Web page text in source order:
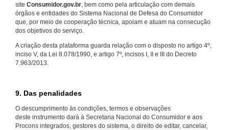
site Consumidor.gov.br, bem como pela articulação com demais
órgãos e entidades do Sistema Nacional de Defesa do Consumidor
que, por meio de cooperação técnica, apoiam e atuam na consecução
dos objetivos do serviço.
A criação desta plataforma guarda relação com o disposto no artigo 4º,
inciso V, da Lei 8.078/1990, e artigo 7º, incisos I, II e III do Decreto
7.963/2013.
9. Das penalidades
O descumprimento às condições, termos e observações
deste instrumento dará à Secretaria Nacional do Consumidor e aos
Procons integrados, gestores do sistema, o direito de editar, cancelar,